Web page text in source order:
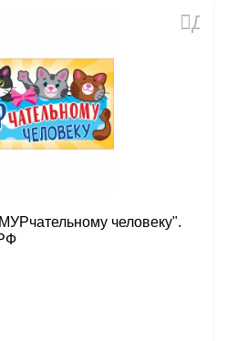
человеку".